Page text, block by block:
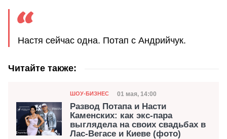
Настя сейчас одна. Потап с Андрийчук.
Читайте также:
Категория
ШОУ-БИЗНЕС Дата публикации
01 мая, 14:00
Развод Потапа и Насти
Каменских: как экс-пара
выглядела на своих свадьбах в
Лас-Вегасе и Киеве (фото)